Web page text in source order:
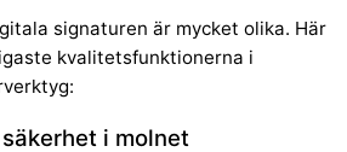
signaturen är mycket olika. Här
kvalitetsfunktionerna i
i molnet